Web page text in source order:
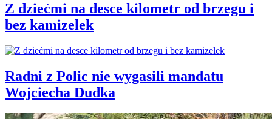
Z dziećmi na desce kilometr od brzegu i
bez kamizelek
Radni z Polic nie wygasili mandatu
Wojciecha Dudka